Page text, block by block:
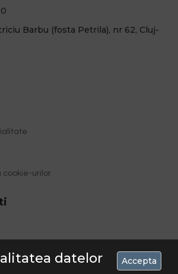
Barbu (fosta Petrila), nr 62, Cluj-
cookie-urilor
datelor
Accepta